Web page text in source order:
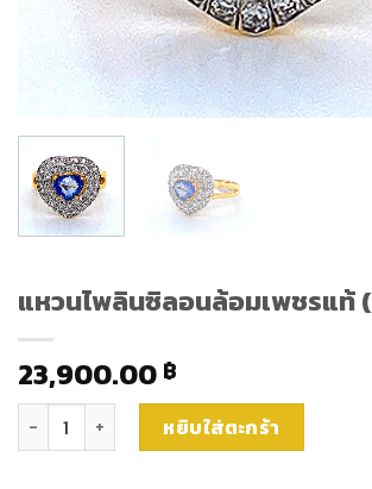
แหวนไพลินซิลอนล้อมเพชรแท้
23,900.00 ฿
จำนวน แหวนไพลินซิลอนล้อมเพชรแท้ (rg3750) ชิ้
หยิบใส่ตะกร้า